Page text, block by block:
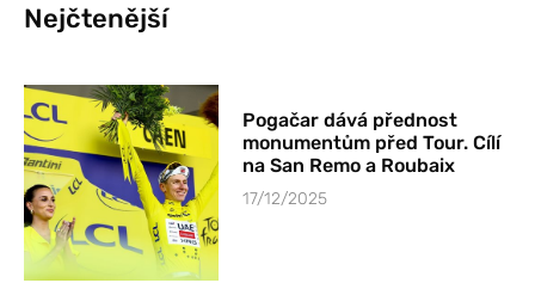
Nejčtenější
Pogačar dává přednost
monumentům před Tour. Cílí
na San Remo a Roubaix
17/12/2025